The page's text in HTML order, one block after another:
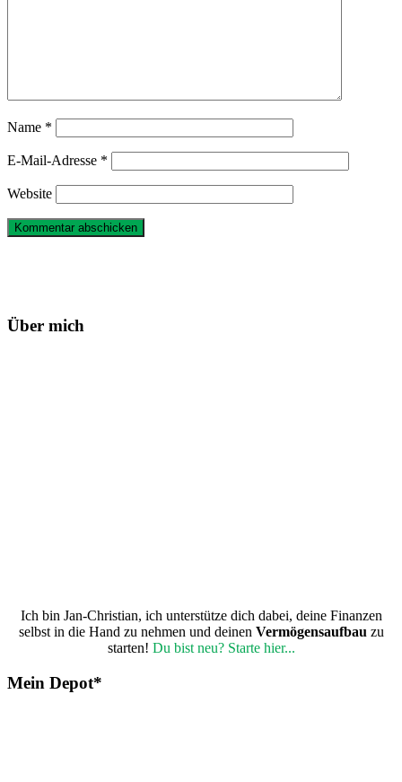
Name *
E-Mail-Adresse *
Website
Über mich
Ich bin Jan-Christian, ich unterstütze dich dabei, deine Finanzen
selbst in die Hand zu nehmen und deinen Vermögensaufbau zu
starten! Du bist neu? Starte hier...
Mein Depot*